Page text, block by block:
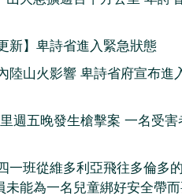
更新】卑詩省進入緊急狀態
陸山火影響 卑詩省府宣布進
週五晚發生槍擊案 一名受害
一班從維多利亞飛往多倫多
未能為一名兒童綁好安全帶